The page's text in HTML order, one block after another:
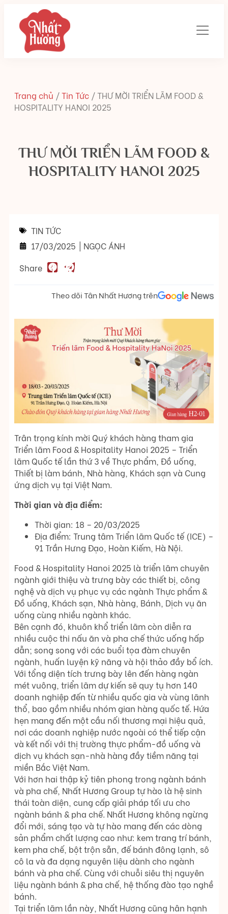
Trang chủ /Tin Tức /THƯ MỜI TRIỂN LÃM FOOD &
HOSPITALITY HANOI 2025
THƯ MỜI TRIỂN LÃM FOOD &
HOSPITALITY HANOI 2025
TIN TỨC
17/03/2025 | NGỌC ÁNH
Share
Theo dõi Tân Nhất Hương trên
Trân trọng kính mời Quý khách hàng tham gia
Triển lãm Food & Hospitality Hanoi 2025 – Triển
lãm Quốc tế lần thứ 3 về Thực phẩm, Đồ uống,
Thiết bị làm bánh, Nhà hàng, Khách sạn và Cung
ứng dịch vụ tại Việt Nam.
Thời gian và địa điểm:
Thời gian: 18 – 20/03/2025
Địa điểm: Trung tâm Triển lãm Quốc tế (ICE) –
91 Trần Hưng Đạo, Hoàn Kiếm, Hà Nội.
Food & Hospitality Hanoi 2025 là triển lãm chuyên
ngành giới thiệu và trưng bày các thiết bị, công
nghệ và dịch vụ phục vụ các ngành Thực phẩm &
Đồ uống, Khách sạn, Nhà hàng, Bánh, Dịch vụ ăn
uống cùng nhiều ngành khác.
Bên cạnh đó, khuôn khổ triển lãm còn diễn ra
nhiều cuộc thi nấu ăn và pha chế thức uống hấp
dẫn; song song với các buổi tọa đàm chuyên
ngành, huấn luyện kỹ năng và hội thảo đầy bổ ích.
Với tổng diện tích trưng bày lên đến hàng ngàn
mét vuông, triển lãm dự kiến sẽ quy tụ hơn 140
doanh nghiệp đến từ nhiều quốc gia và vùng lãnh
thổ, bao gồm nhiều nhóm gian hàng quốc tế. Hứa
hẹn mang đến một cầu nối thương mại hiệu quả,
nơi các doanh nghiệp nước ngoài có thể tiếp cận
và kết nối với thị trường thực phẩm-đồ uống và
dịch vụ khách sạn-nhà hàng đầy tiềm năng tại
miền Bắc Việt Nam.
Với hơn hai thập kỷ tiên phong trong ngành bánh
và pha chế, Nhất Hương Group tự hào là hệ sinh
thái toàn diện, cung cấp giải pháp tối ưu cho
ngành bánh & pha chế. Nhất Hương không ngừng
đổi mới, sáng tạo và tự hào mang đến các dòng
sản phẩm chất lượng cao như: kem trang trí bánh,
kem pha chế, bột trộn sẵn, đế bánh đông lạnh, sô
cô la và đa dạng nguyên liệu dành cho ngành
bánh và pha chế. Cùng với chuỗi siêu thị nguyên
liệu ngành bánh & pha chế, hệ thống đào tạo nghề
bánh.
Tại triển lãm lần này, Nhất Hương cũng hân hạnh